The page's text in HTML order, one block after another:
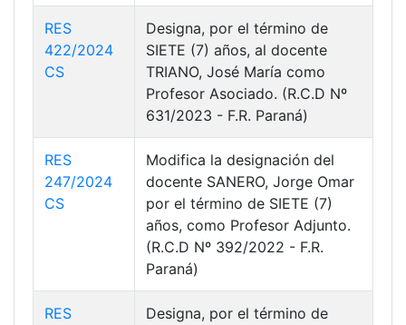
RES
422/2024
CS
Designa, por el término de
SIETE (7) años, al docente
TRIANO, José María como
Profesor Asociado. (R.C.D Nº
631/2023 - F.R. Paraná)
RES
247/2024
CS
Modifica la designación del
docente SANERO, Jorge Omar
por el término de SIETE (7)
años, como Profesor Adjunto.
(R.C.D Nº 392/2022 - F.R.
Paraná)
RES
Designa, por el término de